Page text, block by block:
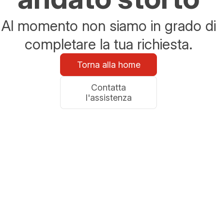
Al momento non siamo in grado di
completare la tua richiesta.
Torna alla home
Contatta
l'assistenza